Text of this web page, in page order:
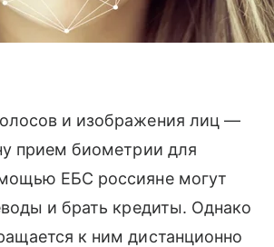
и изображения лиц —
прием биометрии для
ЕБС россияне могут
и брать кредиты. Однако
к ним дистанционно